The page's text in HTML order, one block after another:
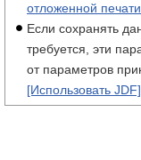
отложенной
Если сохранять
требуется, эти
от параметров
[Использовать